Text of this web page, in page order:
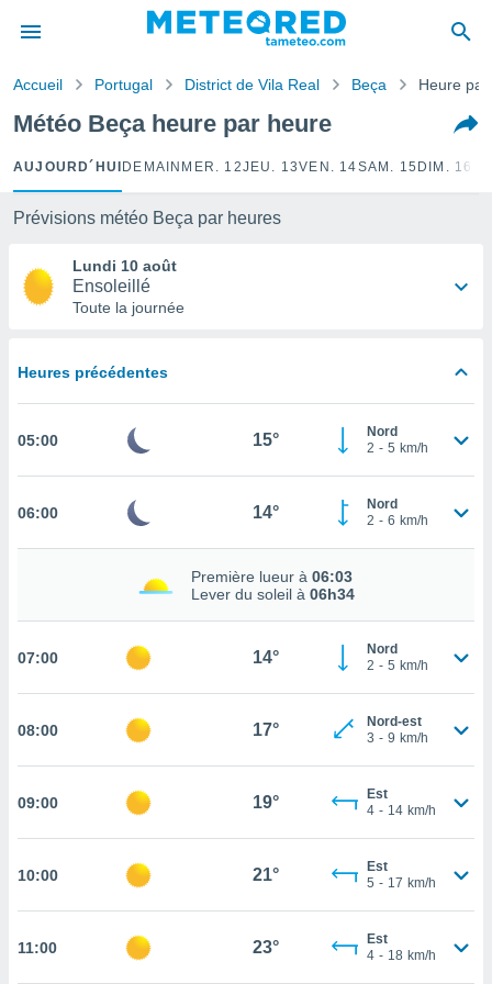
de
a
et
par le
de
sur
et
PARAMÈTRES
Accueil Portugal District de Vila Real Beça Heure
Météo Beça heure par heure
AUJOURD´HUI DEMAIN MER. 12JEU. 13VEN. 14SAM. 15 DIM. 16
Prévisions météo Beça par heures
Lundi 10 août
Ensoleillé
Toute la journée
Heures précédentes
05:00 15°
Nord
2 - 5 km/h
06:00 14°
Nord
2 - 6 km/h
Première lueur à 06:03
Lever du soleil à 06h34
07:00 14°
Nord
2 - 5 km/h
08:00 17°
Nord-est
3 - 9 km/h
09:00 19°
Est
4 - 14 km/h
10:00 21°
Est
5 - 17 km/h
11:00 23°
Est
4 - 18 km/h